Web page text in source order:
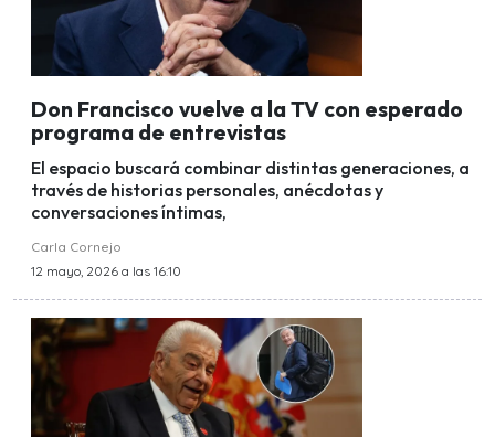
Don Francisco vuelve a la TV con esperado
programa de entrevistas
El espacio buscará combinar distintas generaciones, a
través de historias personales, anécdotas y
conversaciones íntimas,
Carla Cornejo
12 mayo, 2026 a las 16:10